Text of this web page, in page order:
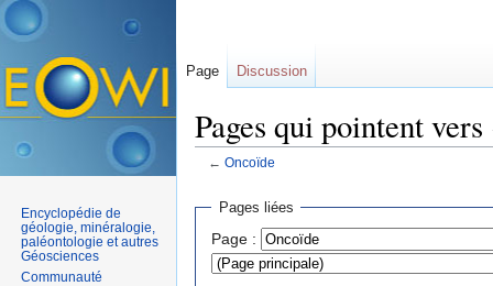
Pages qui pointent
← Oncoïde
Pages liées
Page :
Page Discussion
Encyclopédie de
géologie, minéralogie,
paléontologie et autres
Géosciences
Communauté